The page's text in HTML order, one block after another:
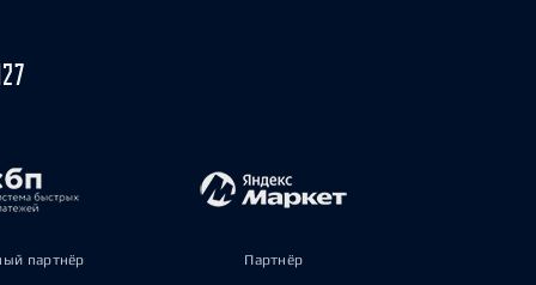
партнёр Партнёр